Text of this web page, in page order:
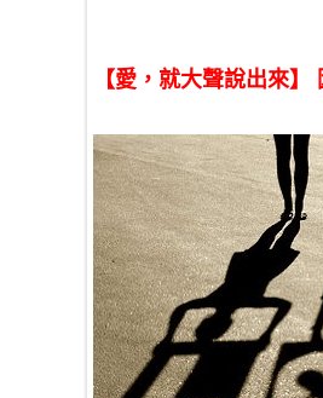
【愛，就大聲說出來